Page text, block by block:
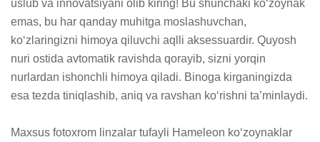
uslub va innovatsiyani olib kiring! Bu shunchaki ko‘zoynak
emas, bu har qanday muhitga moslashuvchan,
ko‘zlaringizni himoya qiluvchi aqlli aksessuardir. Quyosh
nuri ostida avtomatik ravishda qorayib, sizni yorqin
nurlardan ishonchli himoya qiladi. Binoga kirganingizda
esa tezda tiniqlashib, aniq va ravshan ko‘rishni ta’minlaydi.
Maxsus fotoxrom linzalar tufayli Hameleon ko‘zoynaklar